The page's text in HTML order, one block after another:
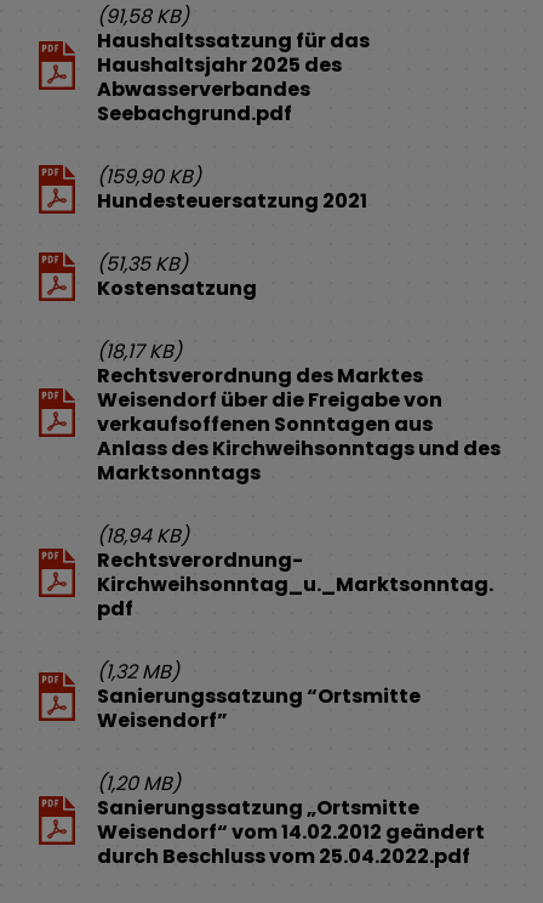
(91,58 KB)
Haushaltssatzung für das
Haushaltsjahr 2025 des
Abwasserverbandes
Seebachgrund.pdf
(159,90 KB)
Hundesteuersatzung 2021
(51,35 KB)
Kostensatzung
(18,17 KB)
Rechtsverordnung des Marktes
Weisendorf über die Freigabe von
verkaufsoffenen Sonntagen aus
Anlass des Kirchweihsonntags und des
Marktsonntags
(18,94 KB)
Rechtsverordnung-
Kirchweihsonntag_u._Marktsonntag.
pdf
(1,32 MB)
Sanierungssatzung “Ortsmitte
Weisendorf”
(1,20 MB)
Sanierungssatzung „Ortsmitte
Weisendorf“ vom 14.02.2012 geändert
durch Beschluss vom 25.04.2022.pdf